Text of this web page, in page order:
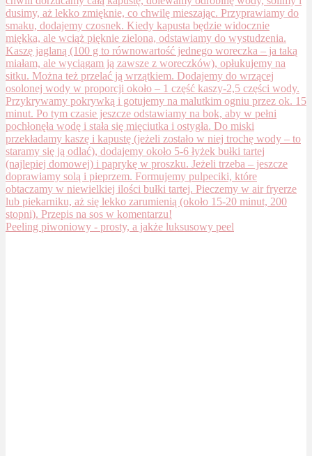
Peeling piwoniowy - prosty, a jakże luksusowy peel